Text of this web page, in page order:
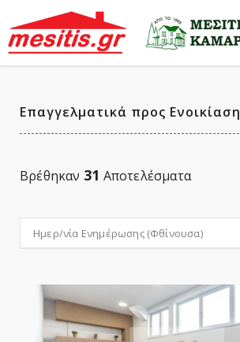
Επαγγελματικά προς Ενοικίαση
Βρέθηκαν 31 Αποτελέσματα